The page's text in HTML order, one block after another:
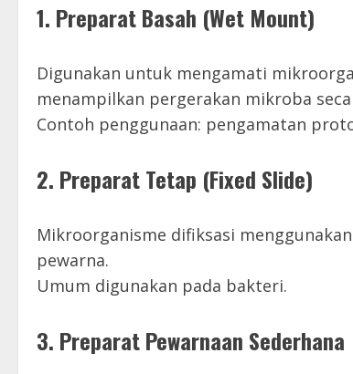
1. Preparat Basah (Wet Mount)
Digunakan untuk mengamati
menampilkan pergerakan mikroba
Contoh penggunaan: pengamatan
2. Preparat Tetap (Fixed Slide)
Mikroorganisme difiksasi
pewarna.
Umum digunakan pada bakteri.
3. Preparat Pewarnaan Sederhana